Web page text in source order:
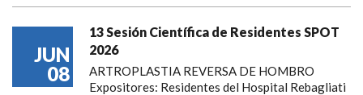
JUN
08
13 Sesión Científica de Residentes SPOT
2026
ARTROPLASTIA REVERSA DE HOMBRO
Expositores: Residentes del Hospital Rebagliati